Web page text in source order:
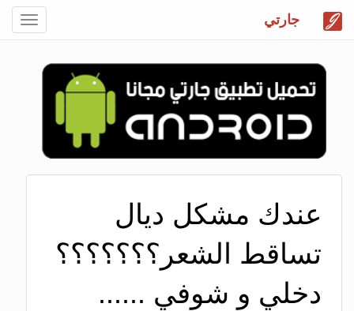
جارتي
عندك مشكل ديال
تساقط الشعر؟؟؟؟؟؟؟
دخلي و شوفي ......